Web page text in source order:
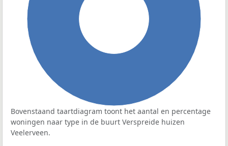
Bovenstaand taartdiagram toont het aantal en percentage
woningen naar type in de buurt Verspreide huizen
Veelerveen.